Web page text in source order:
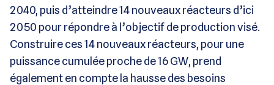
2040, puis d’atteindre 14 nouveaux réacteurs d’ici
2050 pour répondre à l’objectif de production visé.
Construire ces 14 nouveaux réacteurs, pour une
puissance cumulée proche de 16 GW, prend
également en compte la hausse des besoins